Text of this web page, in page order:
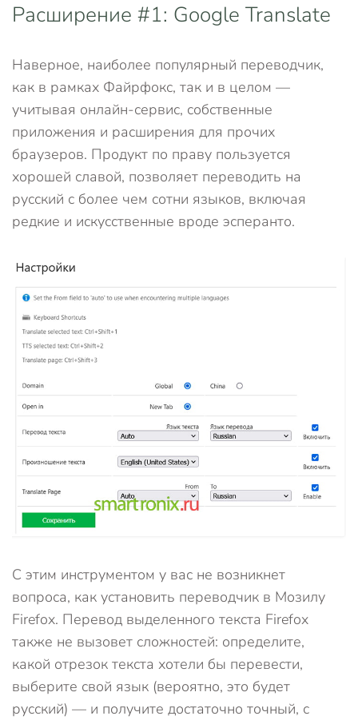
Расширение #1: Google Translate
Наверное, наиболее популярный переводчик,
как в рамках Файрфокс, так и в целом —
учитывая онлайн-сервис, собственные
приложения и расширения для прочих
браузеров. Продукт по праву пользуется
хорошей славой, позволяет переводить на
русский с более чем сотни языков, включая
редкие и искусственные вроде эсперанто.
С этим инструментом у вас не возникнет
вопроса, как установить переводчик в Мозилу
Firefox. Перевод выделенного текста Firefox
также не вызовет сложностей: определите,
какой отрезок текста хотели бы перевести,
выберите свой язык (вероятно, это будет
русский) — и получите достаточно точный, с